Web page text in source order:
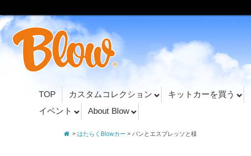
TOP カスタムコレクション キットカーを買う
イベント
About Blow
> はたらくBlowカー > パンとエスプレッソと様